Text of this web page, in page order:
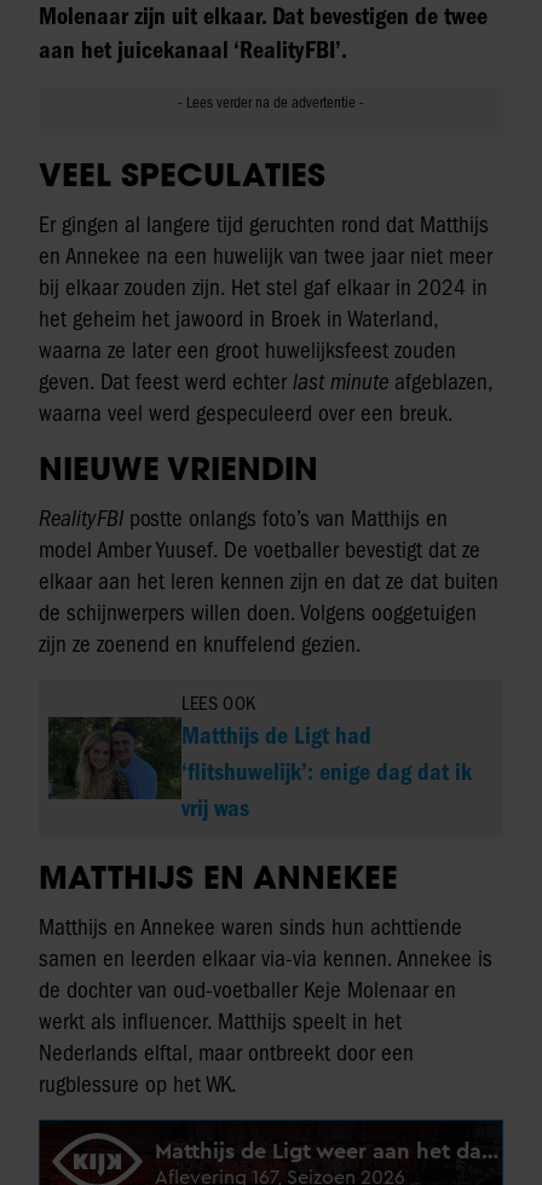
Molenaar zijn uit elkaar. Dat bevestigen de twee
aan het juicekanaal ‘RealityFBI’.
VEEL SPECULATIES
Er gingen al langere tijd geruchten rond dat Matthijs
en Annekee na een huwelijk van twee jaar niet meer
bij elkaar zouden zijn. Het stel gaf elkaar in 2024 in
het geheim het jawoord in Broek in Waterland,
waarna ze later een groot huwelijksfeest zouden
geven. Dat feest werd echter last minute afgeblazen,
waarna veel werd gespeculeerd over een breuk.
NIEUWE VRIENDIN
RealityFBI postte onlangs foto’s van Matthijs en
model Amber Yuusef. De voetballer bevestigt dat ze
elkaar aan het leren kennen zijn en dat ze dat buiten
de schijnwerpers willen doen. Volgens ooggetuigen
zijn ze zoenend en knuffelend gezien.
LEES OOK
Matthijs de Ligt had
‘flitshuwelijk’: enige dag dat ik
vrij was
MATTHIJS EN ANNEKEE
Matthijs en Annekee waren sinds hun achttiende
samen en leerden elkaar via-via kennen. Annekee is
de dochter van oud-voetballer Keje Molenaar en
werkt als influencer. Matthijs speelt in het
Nederlands elftal, maar ontbreekt door een
rugblessure op het WK.